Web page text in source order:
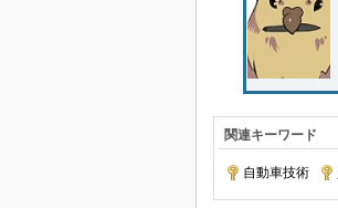
関連キーワード
自動車技術